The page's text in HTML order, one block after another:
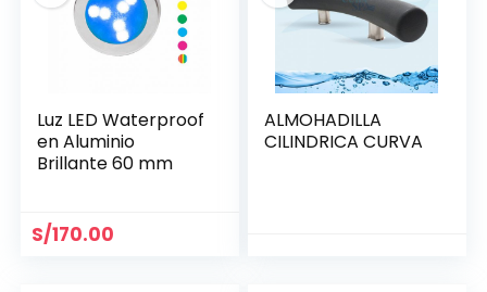
Luz LED Waterproof
en Aluminio
Brillante 60 mm
S/170.00
ALMOHADILLA
CILINDRICA CURVA